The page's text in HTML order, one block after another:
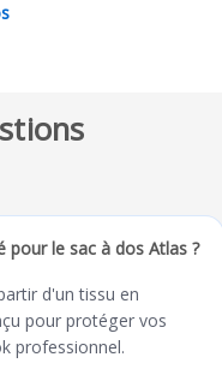
pour le sac à dos Atlas ?
d'un tissu en
pour protéger vos
professionnel.